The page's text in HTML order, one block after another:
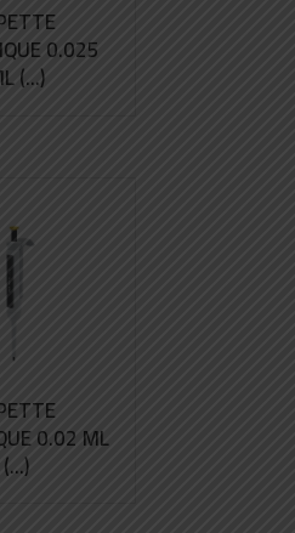
0.025
(...)
0.02 ML
(...)